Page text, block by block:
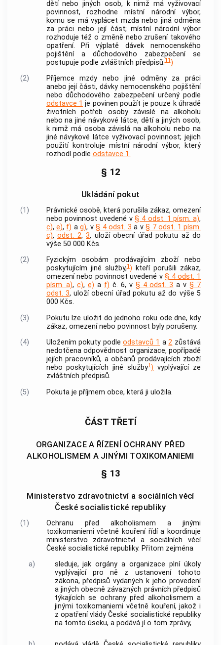
dětí nebo jiných osob, k nimž má vyživovací
povinnost, rozhodne místní národní výbor,
komu se má vyplácet mzda nebo jiná odměna
za práci nebo její část; místní národní výbor
rozhoduje též o změně nebo zrušení takového
opatření. Při výplatě dávek nemocenského
pojištění a důchodového zabezpečení se
postupuje podle zvláštních předpisů.11)
(2)
Příjemce mzdy nebo jiné odměny za práci
anebo její části, dávky nemocenského pojištění
nebo důchodového zabezpečení určený podle
odstavce 1 je povinen použít je pouze k úhradě
životních potřeb osoby závislé na alkoholu
nebo na jiné návykové látce, dětí a jiných osob,
k nimž má osoba závislá na alkoholu nebo na
jiné návykové látce vyživovací povinnost; jejich
použití kontroluje místní národní výbor, který
rozhodl podle odstavce 1.
§ 12
Ukládání pokut
(1)
Právnické osobě, která porušila zákaz, omezení
nebo povinnost uvedené v§ 4 odst. 1 písm. a),
c), e), f) ag), v§ 4 odst. 3 a v§ 7 odst. 1 písm.
c), odst. 2, 3, uloží obecní úřad pokutu až do
výše 50 000 Kčs.
(2)
Fyzickým osobám prodávajícím zboží nebo
poskytujícím jiné služby,1) kteří porušili zákaz,
omezení nebo povinnost uvedené v§ 4 odst. 1
písm. a),c),e) a f) č. 6, v § 4 odst. 3 a v§ 7
odst. 3, uloží obecní úřad pokutu až do výše 5
000 Kčs.
(3)
Pokutu lze uložit do jednoho roku ode dne, kdy
zákaz, omezení nebo povinnost byly porušeny.
(4)
Uložením pokuty podleodstavců 1 a2 zůstává
nedotčena odpovědnost organizace, popřípadě
jejích pracovníků, a občanů prodávajících zboží
nebo poskytujících jiné služby1) vyplývající ze
zvláštních předpisů.
(5)
Pokuta je příjmem obce, která ji uložila.
ČÁST TŘETÍ
ORGANIZACE A ŘÍZENÍ OCHRANY PŘED
ALKOHOLISMEM A JINÝMI TOXIKOMANIEMI
§ 13
Ministerstvo zdravotnictví a sociálních věcí
České socialistické republiky
(1)
Ochranu před alkoholismem a jinými
toxikomaniemi včetně kouření řídí a koordinuje
ministerstvo zdravotnictví a sociálních věcí
České socialistické republiky. Přitom zejména
a)
sleduje, jak orgány a organizace plní úkoly
vyplývající pro ně z ustanovení tohoto
zákona, předpisů vydaných k jeho provedení
a jiných obecně závazných právních předpisů
týkajících se ochrany před alkoholismem a
jinými toxikomaniemi včetně kouření, jakož i
z opatření vlády České socialistické republiky
na tomto úseku, a podává jí o tom zprávy,